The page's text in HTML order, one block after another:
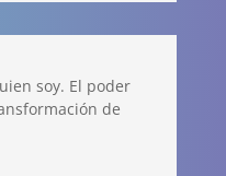
soy. El poder
de